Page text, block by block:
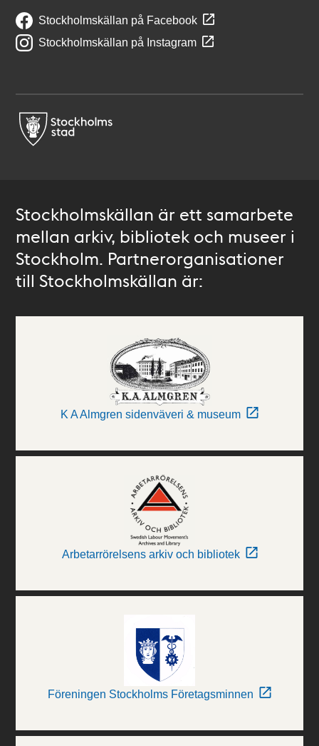
Stockholmskällan på Facebook
Stockholmskällan på Instagram
Stockholmskällan är ett samarbete
mellan arkiv, bibliotek och museer i
Stockholm. Partnerorganisationer
till Stockholmskällan är:
K A Almgren sidenväveri & museum
Arbetarrörelsens arkiv och bibliotek
Föreningen Stockholms Företagsminnen